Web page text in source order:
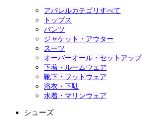
アパレルカテゴリすべて
トップス
パンツ
ジャケット・アウター
スーツ
オーバーオール・セットアップ
下着・ルームウェア
靴下・フットウェア
浴衣・下駄
水着・マリンウェア
シューズ